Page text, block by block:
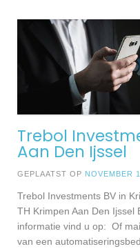
Trebol
Aan Den Ijssel
GEPLAATST OP NOVEMBER
Trebol Investments BV in
TH Krimpen Aan Den
informatie vind u op: Of
van een